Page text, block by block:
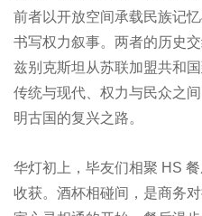
前者以开放空间承载民族记
书写权力叙事。两者的历史
兹别克斯坦从苏联加盟共和
传统与现代、权力与民众之
明古国的复兴之路。
华灯初上，毕友们相聚 HS
收获。酒杯相碰间，是商务